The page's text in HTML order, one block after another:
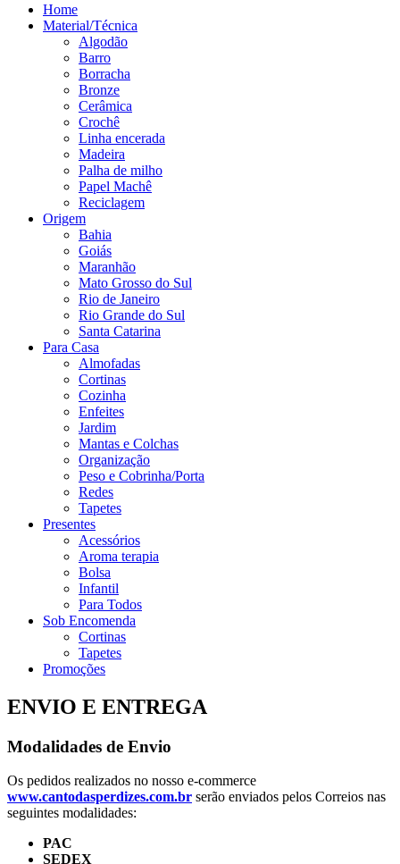
Home
Material/Técnica
Algodão
Barro
Borracha
Bronze
Cerâmica
Crochê
Linha encerada
Madeira
Palha de milho
Papel Machê
Reciclagem
Origem
Bahia
Goiás
Maranhão
Mato Grosso do Sul
Rio de Janeiro
Rio Grande do Sul
Santa Catarina
Para Casa
Almofadas
Cortinas
Cozinha
Enfeites
Jardim
Mantas e Colchas
Organização
Peso e Cobrinha/Porta
Redes
Tapetes
Presentes
Acessórios
Aroma terapia
Bolsa
Infantil
Para Todos
Sob Encomenda
Cortinas
Tapetes
Promoções
ENVIO E ENTREGA
Modalidades de Envio
Os pedidos realizados no nosso e-commerce
www.cantodasperdizes.com.br serão enviados pelos Correios nas
seguintes modalidades:
PAC
SEDEX